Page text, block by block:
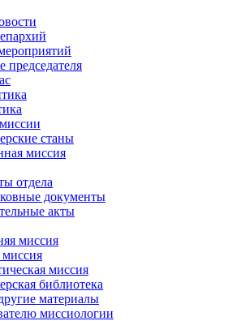
председателя
станы
миссия
отдела
документы
акты
миссия
миссия
библиотека
материалы
миссиологии